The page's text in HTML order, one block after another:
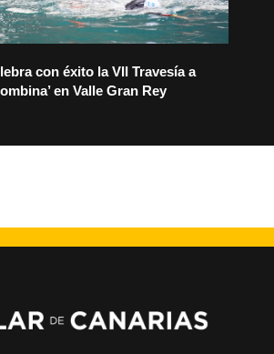
con éxito la VII Travesía a
en Valle Gran Rey